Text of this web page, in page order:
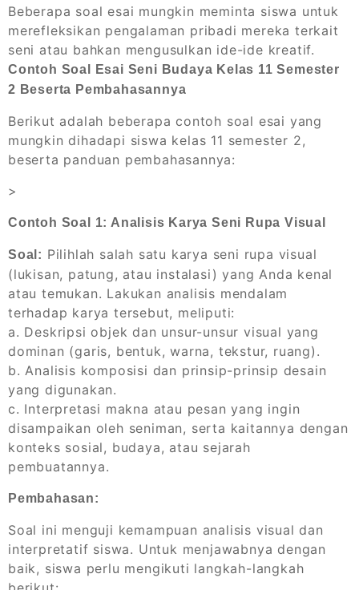
Beberapa soal esai mungkin meminta siswa untuk
merefleksikan pengalaman pribadi mereka terkait
seni atau bahkan mengusulkan ide-ide kreatif.
Contoh Soal Esai Seni Budaya Kelas 11 Semester
2 Beserta Pembahasannya
Berikut adalah beberapa contoh soal esai yang
mungkin dihadapi siswa kelas 11 semester 2,
beserta panduan pembahasannya:
>
Contoh Soal 1: Analisis Karya Seni Rupa Visual
Soal: Pilihlah salah satu karya seni rupa visual
(lukisan, patung, atau instalasi) yang Anda kenal
atau temukan. Lakukan analisis mendalam
terhadap karya tersebut, meliputi:
a. Deskripsi objek dan unsur-unsur visual yang
dominan (garis, bentuk, warna, tekstur, ruang).
b. Analisis komposisi dan prinsip-prinsip desain
yang digunakan.
c. Interpretasi makna atau pesan yang ingin
disampaikan oleh seniman, serta kaitannya dengan
konteks sosial, budaya, atau sejarah
pembuatannya.
Pembahasan:
Soal ini menguji kemampuan analisis visual dan
interpretatif siswa. Untuk menjawabnya dengan
baik, siswa perlu mengikuti langkah-langkah